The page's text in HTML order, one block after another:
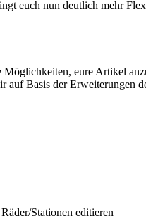
euch nun deutlich mehr
eure Artikel
auf Basis der Erweiterungen
Stationen editieren